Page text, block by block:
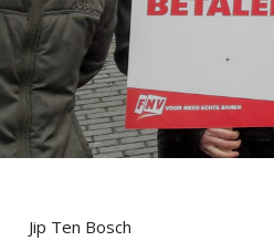
Jip Ten Bosch